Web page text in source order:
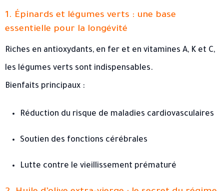
1. Épinards et légumes verts : une base
essentielle pour la longévité
Riches en antioxydants, en fer et en vitamines A, K et C,
les légumes verts sont indispensables.
Bienfaits principaux :
Réduction du risque de maladies cardiovasculaires
Soutien des fonctions cérébrales
Lutte contre le vieillissement prématuré